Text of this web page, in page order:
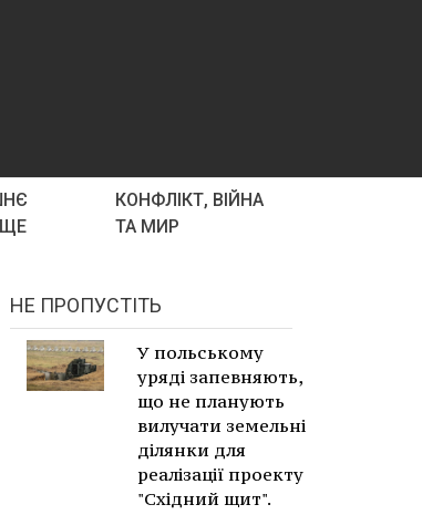
КОНФЛІКТ, ВІЙНА
ТА МИР
НЕ ПРОПУСТІТЬ
У польському
уряді запевняють,
що не планують
вилучати земельні
ділянки для
реалізації проекту
"Східний щит".